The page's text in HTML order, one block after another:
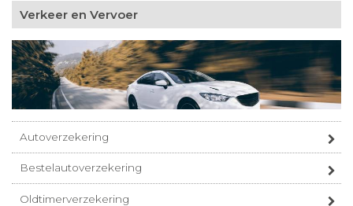
Verkeer en Vervoer
Autoverzekering
Bestelautoverzekering
Oldtimerverzekering